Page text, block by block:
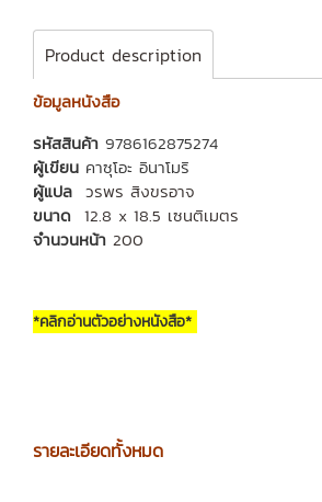
Product description
ข้อมูลหนังสือ
รหัสสินค้า 9786162875274
ผู้เขียน คาซุโอะ อินาโมริ
ผู้แปล วรพร สิงขรอาจ
ขนาด 12.8 x 18.5 เซนติเมตร
จำนวนหน้า 200
*คลิกอ่านตัวอย่างหนังสือ*
รายละเอียดทั้งหมด